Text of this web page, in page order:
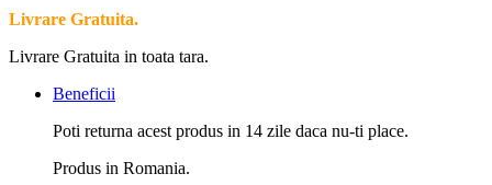
Livrare Gratuita.
Livrare Gratuita in toata tara.
Beneficii
Poti returna acest produs in 14 zile daca nu-ti place.
Produs in Romania.